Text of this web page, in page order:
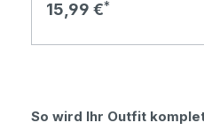
Regulärer Preis:
15,99 €
Produktgalerie
So wird Ihr Outfit